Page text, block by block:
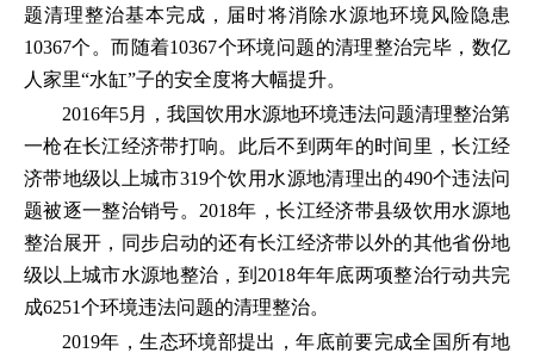
题清理整治基本完成，届时将消除水源地环境风险隐患
10367个。而随着10367个环境问题的清理整治完毕，数亿
人家里“水缸”子的安全度将大幅提升。
2016年5月，我国饮用水源地环境违法问题清理整治第
一枪在长江经济带打响。此后不到两年的时间里，长江经
济带地级以上城市319个饮用水源地清理出的490个违法问
题被逐一整治销号。2018年，长江经济带县级饮用水源地
整治展开，同步启动的还有长江经济带以外的其他省份地
级以上城市水源地整治，到2018年年底两项整治行动共完
成6251个环境违法问题的清理整治。
2019年，生态环境部提出，年底前要完成全国所有地